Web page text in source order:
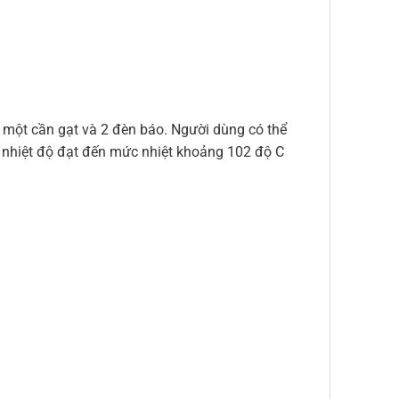
cần gạt và 2 đèn báo. Người dùng có thể
độ đạt đến mức nhiệt khoảng 102 độ C